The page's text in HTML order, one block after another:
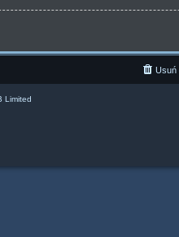
Usuń
Limited